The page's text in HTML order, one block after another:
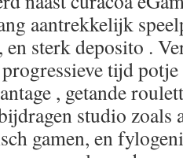
aantrekkelijk
sterk deposito .
tijd
, getande
studio zoals
gamen, en